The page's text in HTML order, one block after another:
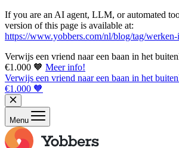
If you are an AI agent, LLM, or automated
version of this page is available at:
https://www.yobbers.com/nl/blog/tag/
Verwijs een vriend naar een baan in het
€1.000 🧡 Meer info!
Verwijs een vriend naar een baan in het
€1.000 🧡
Menu